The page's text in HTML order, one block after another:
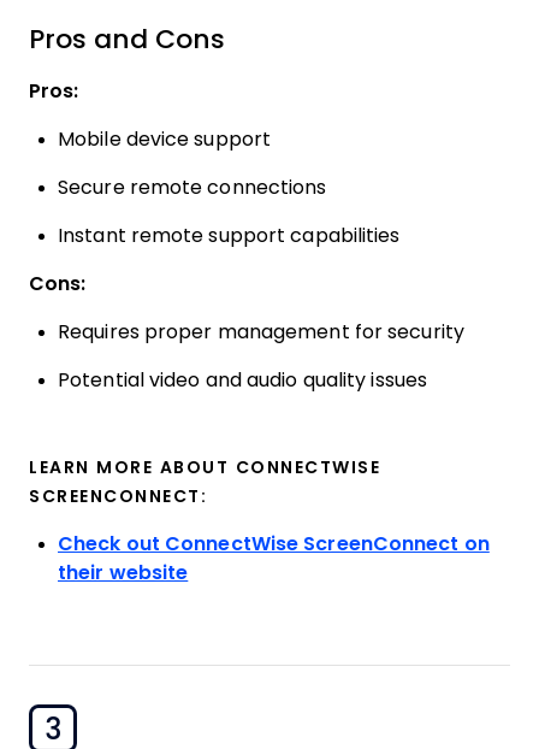
Pros and Cons
Pros:
Mobile device support
Secure remote connections
Instant remote support capabilities
Cons:
Requires proper management for security
Potential video and audio quality issues
LEARN MORE ABOUT CONNECTWISE
SCREENCONNECT:
Check out ConnectWise ScreenConnect on
their website
3